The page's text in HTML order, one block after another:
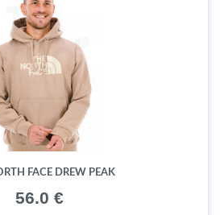
FACE DREW PEAK
56.0 €